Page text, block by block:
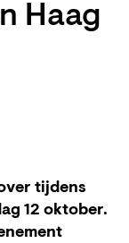
Haag
tijdens
12 oktober.